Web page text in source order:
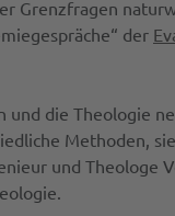
Grenzfragen
der
und die Theologie
Methoden,
und Theologe